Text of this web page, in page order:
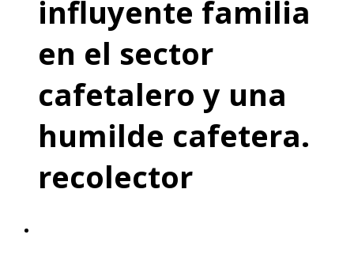
influyente familia
en el sector
cafetalero y una
humilde cafetera.
recolector